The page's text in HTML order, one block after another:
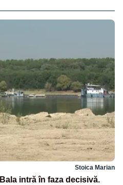
Stoica Marian
intră în faza decisivă.